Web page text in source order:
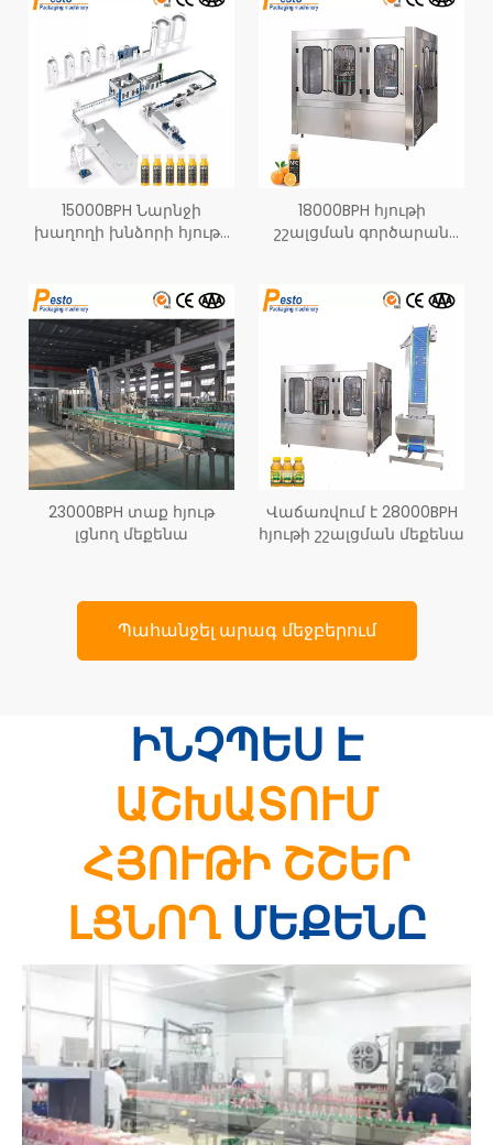
15000BPH Նարնջի
խաղողի խնձորի հյութի
18000BPH հյութի
շշալցման գործարան
23000BPH տաք հյութ
լցնող մեքենա
Վաճառվում է 28000BPH
հյութի շշալցման մեքենա
Պահանջել արագ մեջբերում
ԻՆՉՊԵՍ Է
ԱՇԽԱՏՈՒՄ
ՀՅՈՒԹԻ ՇՇԵՐ
ԼՑՆՈՂ ՄԵՔԵՆԸ